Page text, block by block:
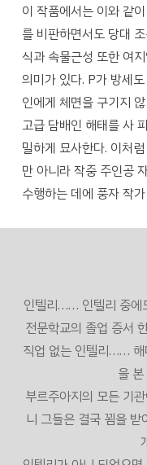
이 작품에서는 이와 같
를 비판하면서도 당대
식과 속물근성 또한 여
의미가 있다. P가 방세
인에게 체면을 구기지
고급 담배인 해태를 사
밀하게 묘사한다. 이처
만 아니라 작중 주인공
수행하는 데에 풍자 작
인텔리…… 인텔리 중에
전문학교의 졸업 증서
직업 없는 인텔리……
을
부르주아지의 모든 기
니 그들은 결국 꾐을